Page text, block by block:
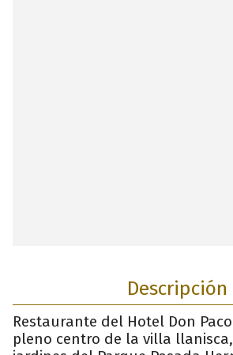
Descripción
Restaurante del Hotel Don
pleno centro de la villa